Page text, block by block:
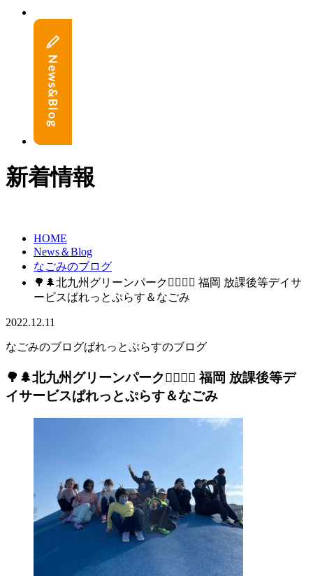
新着情報
HOME
News＆Blog
なごみのブログ
🌳🌲北九州グリーンパーク🏃‍♀️🏃‍♂️ 福岡 放課後等デイサ
ービスぱれっとぷらす＆なごみ
2022.12.11
なごみのブログぱれっとぷらすのブログ
🌳🌲北九州グリーンパーク🏃‍♀️🏃‍♂️ 福岡 放課後等デ
イサービスぱれっとぷらす＆なごみ